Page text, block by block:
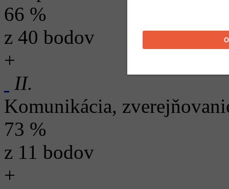
66 %
z 40 bodov
+
II.
Komunikácia,
73 %
z 11 bodov
+